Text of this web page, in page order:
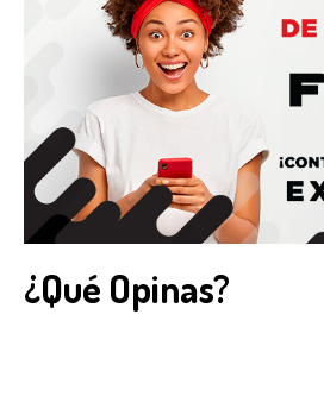
¿Qué Opinas?